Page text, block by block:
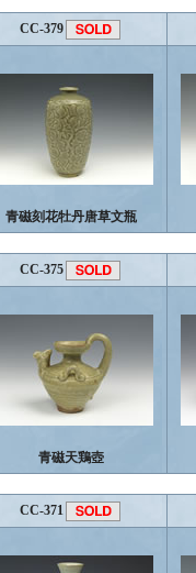
CC-379
青磁刻花牡丹唐草文瓶
CC-375
青磁天鶏壺
CC-371